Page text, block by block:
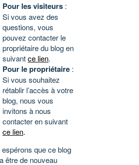
Pour les visiteurs :
Si vous avez des
questions, vous
pouvez contacter le
propriétaire du blog en
suivantce lien.
Pour le propriétaire :
Si vous souhaitez
rétablir l’accès à votre
blog, nous vous
invitons à nous
contacter en suivant
ce lien.
espérons que ce blog
être de nouveau